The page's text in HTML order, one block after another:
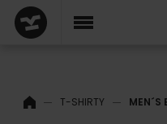
T-SHIRTY MEN´S